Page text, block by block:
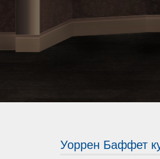
Уоррен Баффет